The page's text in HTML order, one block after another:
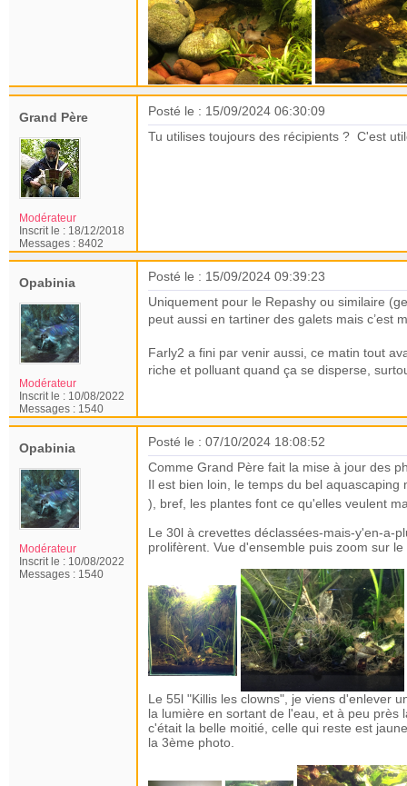
Grand Père
Modérateur
Inscrit le : 18/12/2018
Messages : 8402
Posté le : 15/09/2024 06:30:09
Tu utilises toujours des récipients ? C'est
Opabinia
Modérateur
Inscrit le : 10/08/2022
Messages : 1540
Posté le : 15/09/2024 09:39:23
Uniquement pour le Repashy ou similaire
peut aussi en tartiner des galets mais c’est
Farly2 a fini par venir aussi, ce matin tout
riche et polluant quand ça se disperse,
Opabinia
Modérateur
Inscrit le : 10/08/2022
Messages : 1540
Posté le : 07/10/2024 18:08:52
Comme Grand Père fait la mise à jour des
Il est bien loin, le temps du bel
), bref, les plantes font ce qu'elles veulent
Le 30l à crevettes déclassées-mais-y'en-a-
prolifèrent. Vue d'ensemble puis zoom sur
Le 55l "Killis les clowns", je viens d'enlever
la lumière en sortant de l'eau, et à peu près
c'était la belle moitié, celle qui reste est
la 3ème photo.